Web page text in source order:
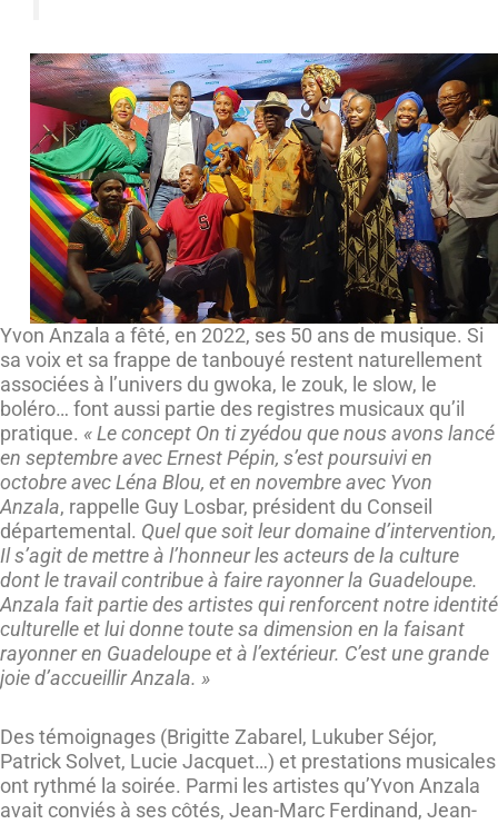
Yvon Anzala a fêté, en 2022, ses 50 ans de musique. Si
sa voix et sa frappe de tanbouyé restent naturellement
associées à l’univers du gwoka, le zouk, le slow, le
boléro… font aussi partie des registres musicaux qu’il
pratique. « Le concept On ti zyédou que nous avons lancé
en septembre avec Ernest Pépin, s’est poursuivi en
octobre avec Léna Blou, et en novembre avec Yvon
Anzala, rappelle Guy Losbar, président du Conseil
départemental. Quel que soit leur domaine d’intervention,
Il s’agit de mettre à l’honneur les acteurs de la culture
dont le travail contribue à faire rayonner la Guadeloupe.
Anzala fait partie des artistes qui renforcent notre identité
culturelle et lui donne toute sa dimension en la faisant
rayonner en Guadeloupe et à l’extérieur. C’est une grande
joie d’accueillir Anzala. »
Des témoignages (Brigitte Zabarel, Lukuber Séjor,
Patrick Solvet, Lucie Jacquet…) et prestations musicales
ont rythmé la soirée. Parmi les artistes qu’Yvon Anzala
avait conviés à ses côtés, Jean-Marc Ferdinand, Jean-